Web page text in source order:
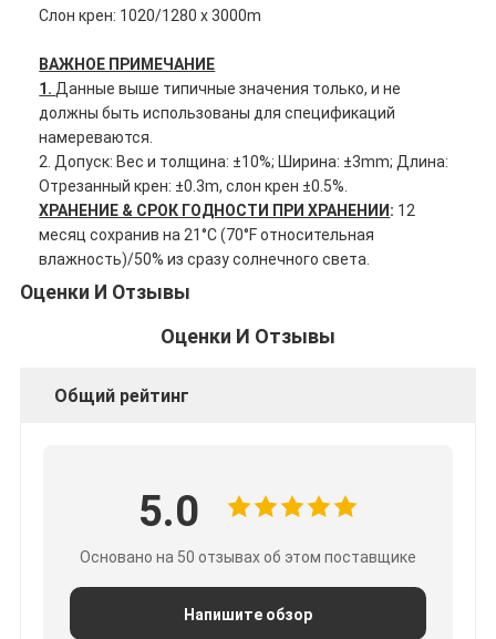
Путешествие фабрики
Проверка качества
Свяжитесь мы
Слипчивая лента изоляции
Лента изоляции стеклянной ткани
Клейкая лента фильма Polyimide
Лента стеклянной ткани алюминиевой фольги
Фольга смотрела на бумагу Kraft
Ткань стеклоткани алюминиевой фольги
Слон крен: 1020/1280 x 3000m
ВАЖНОЕ ПРИМЕЧАНИЕ
1. Данные выше типичные значения только, и не
должны быть использованы для спецификаций
намереваются.
2. Допуск: Вес и толщина: ±10%; Ширина: ±3mm; Длина:
Отрезанный крен: ±0.3m, слон крен ±0.5%.
ХРАНЕНИЕ & СРОК ГОДНОСТИ ПРИ ХРАНЕНИИ : 12
месяц сохранив на 21°C (70°F относительная
влажность)/50% из сразу солнечного света.
Оценки И Отзывы
Оценки И Отзывы
Общий рейтинг
5.0
Основано на 50 отзывах об этом поставщике
Напишите обзор